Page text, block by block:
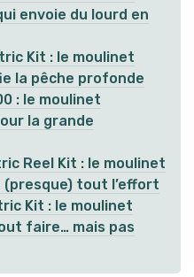
envoie du lourd en
Kit : le moulinet
la pêche profonde
: le moulinet
la grande
Reel Kit : le moulinet
tout l’effort
Kit : le moulinet
faire… mais pas